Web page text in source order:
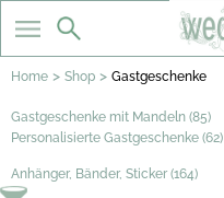
Home > Shop > Gastgeschenke
Gastgeschenke mit Mandeln (85)
Personalisierte Gastgeschenke (62)
Anhänger, Bänder, Sticker (164)